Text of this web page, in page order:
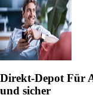
Direkt-Depot Für
und sicher